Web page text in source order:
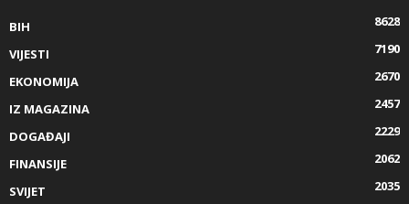
BIH
8628
VIJESTI
7190
EKONOMIJA
2670
IZ MAGAZINA
2457
DOGAĐAJI
2229
FINANSIJE
2062
SVIJET
2035